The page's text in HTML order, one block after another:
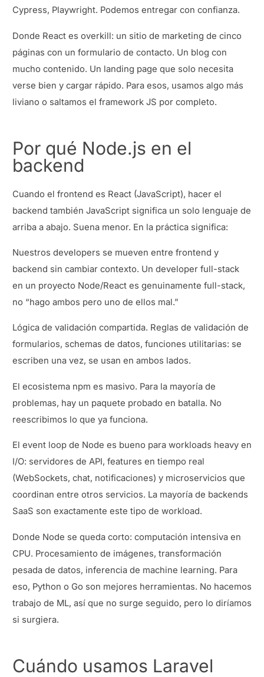
Cypress, Playwright. Podemos entregar con confianza.
Donde React es overkill: un sitio de marketing de cinco
páginas con un formulario de contacto. Un blog con
mucho contenido. Un landing page que solo necesita
verse bien y cargar rápido. Para esos, usamos algo más
liviano o saltamos el framework JS por completo.
Por qué Node.js en el
backend
Cuando el frontend es React (JavaScript), hacer el
backend también JavaScript significa un solo lenguaje de
arriba a abajo. Suena menor. En la práctica significa:
Nuestros developers se mueven entre frontend y
backend sin cambiar contexto. Un developer full-stack
en un proyecto Node/React es genuinamente full-stack,
no “hago ambos pero uno de ellos mal.”
Lógica de validación compartida. Reglas de validación de
formularios, schemas de datos, funciones utilitarias: se
escriben una vez, se usan en ambos lados.
El ecosistema npm es masivo. Para la mayoría de
problemas, hay un paquete probado en batalla. No
reescribimos lo que ya funciona.
El event loop de Node es bueno para workloads heavy en
I/O: servidores de API, features en tiempo real
(WebSockets, chat, notificaciones) y microservicios que
coordinan entre otros servicios. La mayoría de backends
SaaS son exactamente este tipo de workload.
Donde Node se queda corto: computación intensiva en
CPU. Procesamiento de imágenes, transformación
pesada de datos, inferencia de machine learning. Para
eso, Python o Go son mejores herramientas. No hacemos
trabajo de ML, así que no surge seguido, pero lo diríamos
si surgiera.
Cuándo usamos Laravel